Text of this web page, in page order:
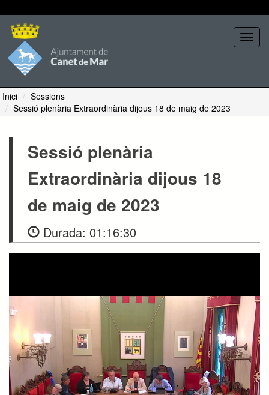
Inici
Sessions
Sessió plenària Extraordinària dijous 18 de maig de 2023
Sessió plenària
Extraordinària dijous 18
de maig de 2023
Durada: 01:16:30